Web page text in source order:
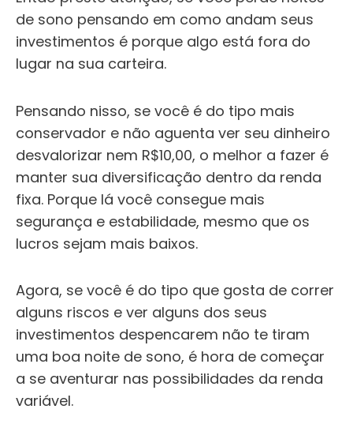
de sono pensando em como andam seus
investimentos é porque algo está fora do
lugar na sua carteira.
Pensando nisso, se você é do tipo mais
conservador e não aguenta ver seu dinheiro
desvalorizar nem R$10,00, o melhor a fazer é
manter sua diversificação dentro da renda
fixa. Porque lá você consegue mais
segurança e estabilidade, mesmo que os
lucros sejam mais baixos.
Agora, se você é do tipo que gosta de correr
alguns riscos e ver alguns dos seus
investimentos despencarem não te tiram
uma boa noite de sono, é hora de começar
a se aventurar nas possibilidades da renda
variável.